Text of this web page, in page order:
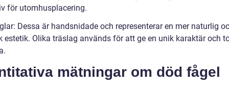
för utomhusplacering.
Dessa är handsnidade och representerar en mer naturlig
estetik. Olika träslag används för att ge en unik karaktär och
mätningar om död fågel